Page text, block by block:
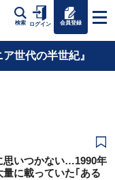
検索 ログイン 会員登録
世代の半世紀』
思いつかない…1990年
に載っていた｢ある